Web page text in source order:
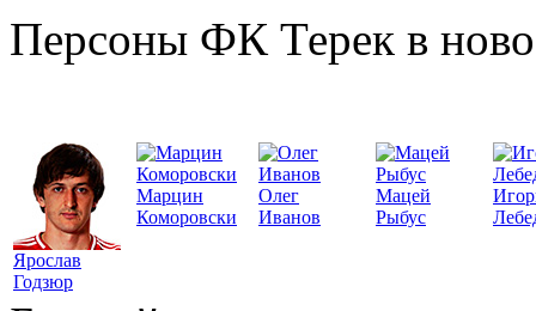
Персоны ФК Терек в
Ярослав
Годзюр
Марцин
Коморовски
Олег
Иванов
Мацей
Рыбус